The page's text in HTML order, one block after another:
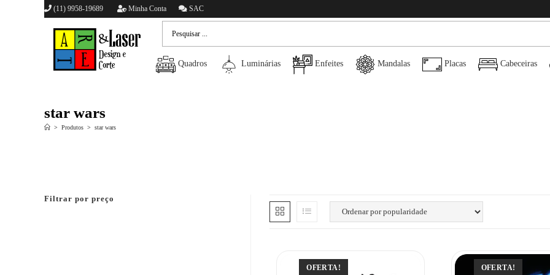
(11) 9958-19689 Minha Conta SAC
Quadros Luminárias Enfeites Mandalas Placas Cabeceiras
star wars
> Produtos > star wars
OFERTA! OFERTA!
Filtrar por preço